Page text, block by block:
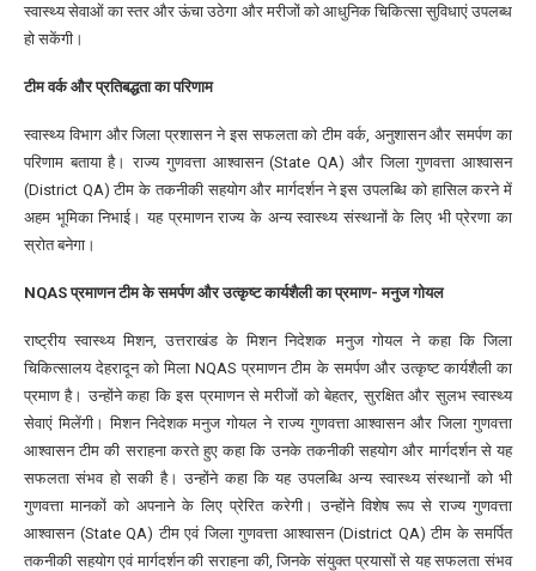
स्वास्थ्य सेवाओं का स्तर और ऊंचा उठेगा और मरीजों को आधुनिक चिकित्सा सुविधाएं उपलब्ध
हो सकेंगी।
टीम वर्क और प्रतिबद्धता का परिणाम
स्वास्थ्य विभाग और जिला प्रशासन ने इस सफलता को टीम वर्क, अनुशासन और समर्पण का
परिणाम बताया है। राज्य गुणवत्ता आश्वासन (State QA) और जिला गुणवत्ता आश्वासन
(District QA) टीम के तकनीकी सहयोग और मार्गदर्शन ने इस उपलब्धि को हासिल करने में
अहम भूमिका निभाई। यह प्रमाणन राज्य के अन्य स्वास्थ्य संस्थानों के लिए भी प्रेरणा का
स्रोत बनेगा।
NQAS प्रमाणन टीम के समर्पण और उत्कृष्ट कार्यशैली का प्रमाण- मनुज गोयल
राष्ट्रीय स्वास्थ्य मिशन, उत्तराखंड के मिशन निदेशक मनुज गोयल ने कहा कि जिला
चिकित्सालय देहरादून को मिला NQAS प्रमाणन टीम के समर्पण और उत्कृष्ट कार्यशैली का
प्रमाण है। उन्होंने कहा कि इस प्रमाणन से मरीजों को बेहतर, सुरक्षित और सुलभ स्वास्थ्य
सेवाएं मिलेंगी। मिशन निदेशक मनुज गोयल ने राज्य गुणवत्ता आश्वासन और जिला गुणवत्ता
आश्वासन टीम की सराहना करते हुए कहा कि उनके तकनीकी सहयोग और मार्गदर्शन से यह
सफलता संभव हो सकी है। उन्होंने कहा कि यह उपलब्धि अन्य स्वास्थ्य संस्थानों को भी
गुणवत्ता मानकों को अपनाने के लिए प्रेरित करेगी। उन्होंने विशेष रूप से राज्य गुणवत्ता
आश्वासन (State QA) टीम एवं जिला गुणवत्ता आश्वासन (District QA) टीम के समर्पित
तकनीकी सहयोग एवं मार्गदर्शन की सराहना की, जिनके संयुक्त प्रयासों से यह सफलता संभव